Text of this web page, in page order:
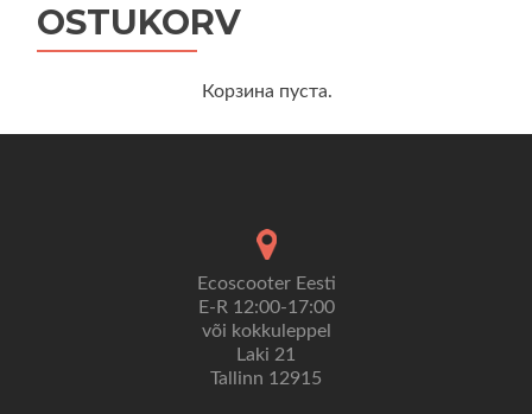
OSTUKORV
Корзина пуста.
Ecoscooter Eesti
E-R 12:00-17:00
või kokkuleppel
Laki 21
Tallinn 12915